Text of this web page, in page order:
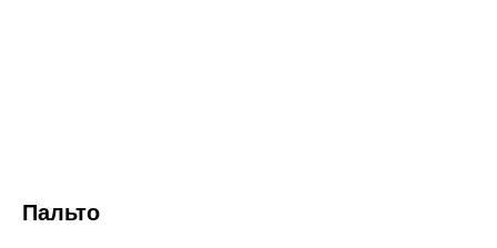
Пальто